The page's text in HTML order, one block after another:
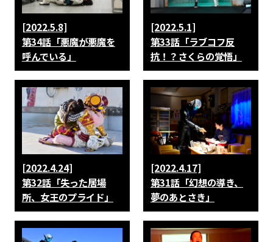
[2022.5.8]
第34話「悪魔が悪魔を
呼んでいる」
[2022.5.1]
第33話「ラブコフ反
抗！？さくらの覚悟」
[2022.4.24]
第32話「失った居場
所、女王のプライド」
[2022.4.17]
第31話「幻想の導き、
夢のあとさき」